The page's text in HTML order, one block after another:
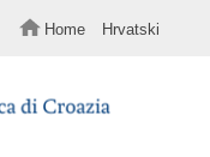
Home Hrvatski